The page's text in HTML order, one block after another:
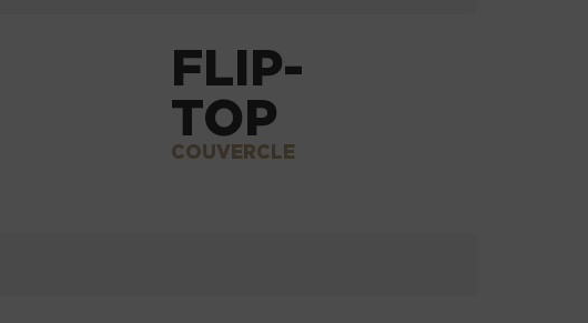
FLIP-
TOP
COUVERCLE